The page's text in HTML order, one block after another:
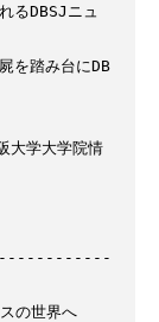
るDBSJニュ
を踏み台にDB
の世界へ